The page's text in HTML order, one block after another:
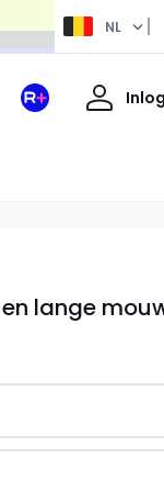
NL
Mijn
Mijn
lange